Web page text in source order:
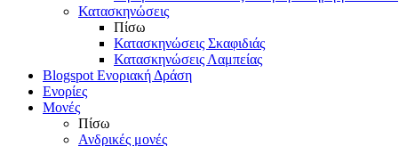
Κατασκηνώσεις
Πίσω
Κατασκηνώσεις Σκαφιδιάς
Κατασκηνώσεις Λαμπείας
Blogspot Ενοριακή Δράση
Ενορίες
Μονές
Πίσω
Ανδρικές μονές